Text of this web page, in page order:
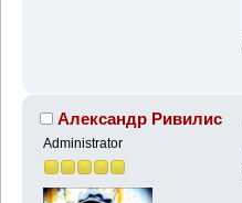
Александр Ривилис
Administrator